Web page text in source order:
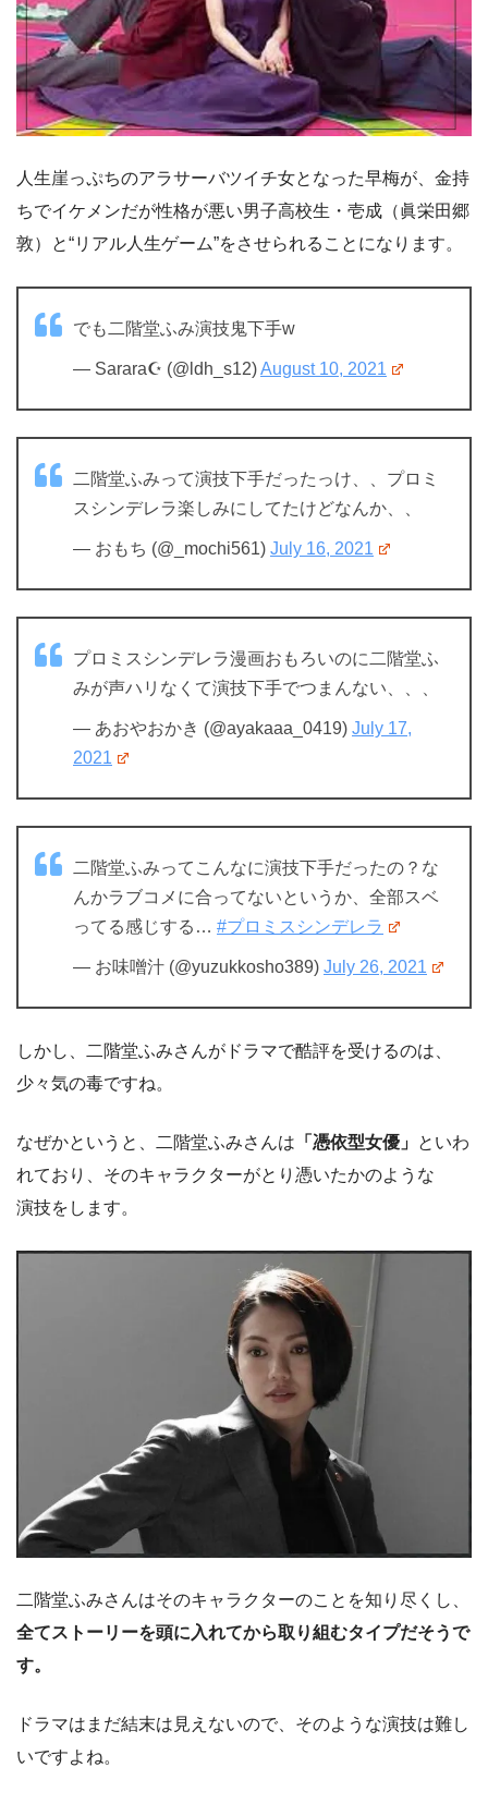
人生崖っぷちのアラサーバツイチ女となった早梅が、金持
ちでイケメンだが性格が悪い男子高校生・壱成（眞栄田郷
敦）と“リアル人生ゲーム”をさせられることになります。
でも二階堂ふみ演技鬼下手w
— Sarara☪︎ (@ldh_s12)August 10, 2021
二階堂ふみって演技下手だったっけ、、プロミ
スシンデレラ楽しみにしてたけどなんか、、
— おもち (@_mochi561) July 16, 2021
プロミスシンデレラ漫画おもろいのに二階堂ふ
みが声ハリなくて演技下手でつまんない、、、
— あおやおかき (@ayakaaa_0419) July 17,
2021
二階堂ふみってこんなに演技下手だったの？な
んかラブコメに合ってないというか、全部スベ
ってる感じする… #プロミスシンデレラ
— お味噌汁 (@yuzukkosho389) July 26, 2021
しかし、二階堂ふみさんがドラマで酷評を受けるのは、
少々気の毒ですね。
なぜかというと、二階堂ふみさんは 「憑依型女優」 といわ
れており、そのキャラクターがとり憑いたかのような
演技をします。
二階堂ふみさんはそのキャラクターのことを知り尽くし、
全てストーリーを頭に入れてから取り組むタイプだそうで
す。
ドラマはまだ結末は見えないので、そのような演技は難し
いですよね。